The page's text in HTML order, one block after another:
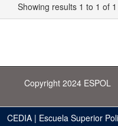
Showing results 1 to 1 of 1
Copyright 2024 ESPOL
CEDIA| Escuela Superior